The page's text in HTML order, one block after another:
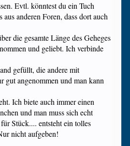
Evtl. könntest du ein Tuch
anderen Foren, dass dort auch
die gesamte Länge des Geheges
und geliebt. Ich verbinde
gefüllt, die andere mit
gut angenommen und man kann
Ich biete auch immer einen
und man muss sich echt
Stück.... entsteht ein tolles
nicht aufgeben!